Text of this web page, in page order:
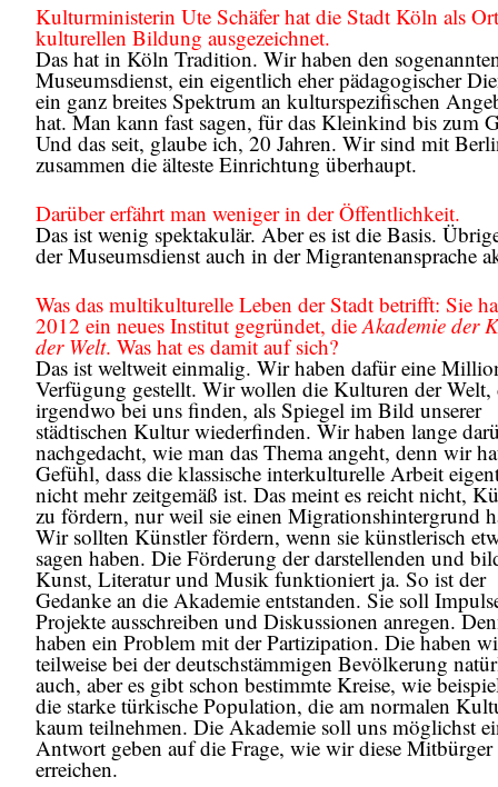
Kulturministerin Ute Schäfer hat die Stadt Köln als
kulturellen Bildung ausgezeichnet.
Das hat in Köln Tradition. Wir haben den
Museumsdienst, ein eigentlich eher pädagogischer
ein ganz breites Spektrum an kulturspezifischen
hat. Man kann fast sagen, für das Kleinkind bis zum
Und das seit, glaube ich, 20 Jahren. Wir sind mit
zusammen die älteste Einrichtung überhaupt.
Darüber erfährt man weniger in der Öffentlichkeit.
Das ist wenig spektakulär. Aber es ist die Basis.
der Museumsdienst auch in der Migrantenansprache
Was das multikulturelle Leben der Stadt betrifft: Sie
2012 ein neues Institut gegründet, die Akademie der
der Welt. Was hat es damit auf sich?
Das ist weltweit einmalig. Wir haben dafür eine
Verfügung gestellt. Wir wollen die Kulturen der Welt,
irgendwo bei uns finden, als Spiegel im Bild unserer
städtischen Kultur wiederfinden. Wir haben lange
nachgedacht, wie man das Thema angeht, denn wir
Gefühl, dass die klassische interkulturelle Arbeit
nicht mehr zeitgemäß ist. Das meint es reicht nicht,
zu fördern, nur weil sie einen Migrationshintergrund
Wir sollten Künstler fördern, wenn sie künstlerisch
sagen haben. Die Förderung der darstellenden und
Kunst, Literatur und Musik funktioniert ja. So ist der
Gedanke an die Akademie entstanden. Sie soll
Projekte ausschreiben und Diskussionen anregen.
haben ein Problem mit der Partizipation. Die haben
teilweise bei der deutschstämmigen Bevölkerung
auch, aber es gibt schon bestimmte Kreise, wie
die starke türkische Population, die am normalen
kaum teilnehmen. Die Akademie soll uns möglichst
Antwort geben auf die Frage, wie wir diese Mitbürger
erreichen.